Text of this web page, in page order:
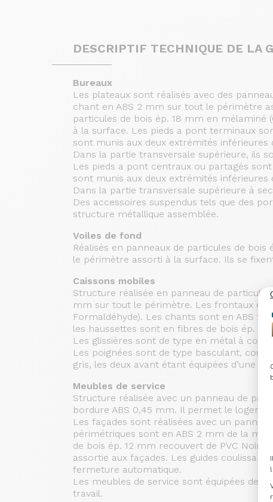
DESCRIPTIF TECHNIQUE DE LA
Bureaux
Les plateaux sont réalisés avec des
chant en ABS 2 mm sur tout le périmètre
particules de bois ép. 18 mm en mélaminé
à la surface. Les pieds a pont terminaux
sont munis aux deux extrémités
Dans la partie transversale supérieure, ils
Les pieds a pont centraux ou partagés
sont munis aux deux extrémités
Dans la partie transversale supérieure à
Des accessoires suspendus tels que des
structure métallique assemblée.
Voiles de fond
Réalisés en panneaux de particules de
le périmètre assorti à la surface. Ils se
Caissons mobiles
Structure réalisée en panneau de
mm sur tout le périmètre. Les frontaux et
Formaldéhyde). Les chants sont en ABS
les haussettes sont en fibres de bois ép.
Les glissières sont de type en métal à
Les poignées sont de type basculant,
gris, les deux avant étant équipées d’une
Meubles de service
Structure réalisée avec un panneau de
bordure ABS 0,45 mm. Il permet le
Les façades sont réalisées avec un
périmétriques sont en ABS 2 mm de la
de bois ép. 12 mm recouvert de PVC Noir,
assortie aux façades. Les guides
fermeture automatique.
Les meubles de service sont équipées de
travail.